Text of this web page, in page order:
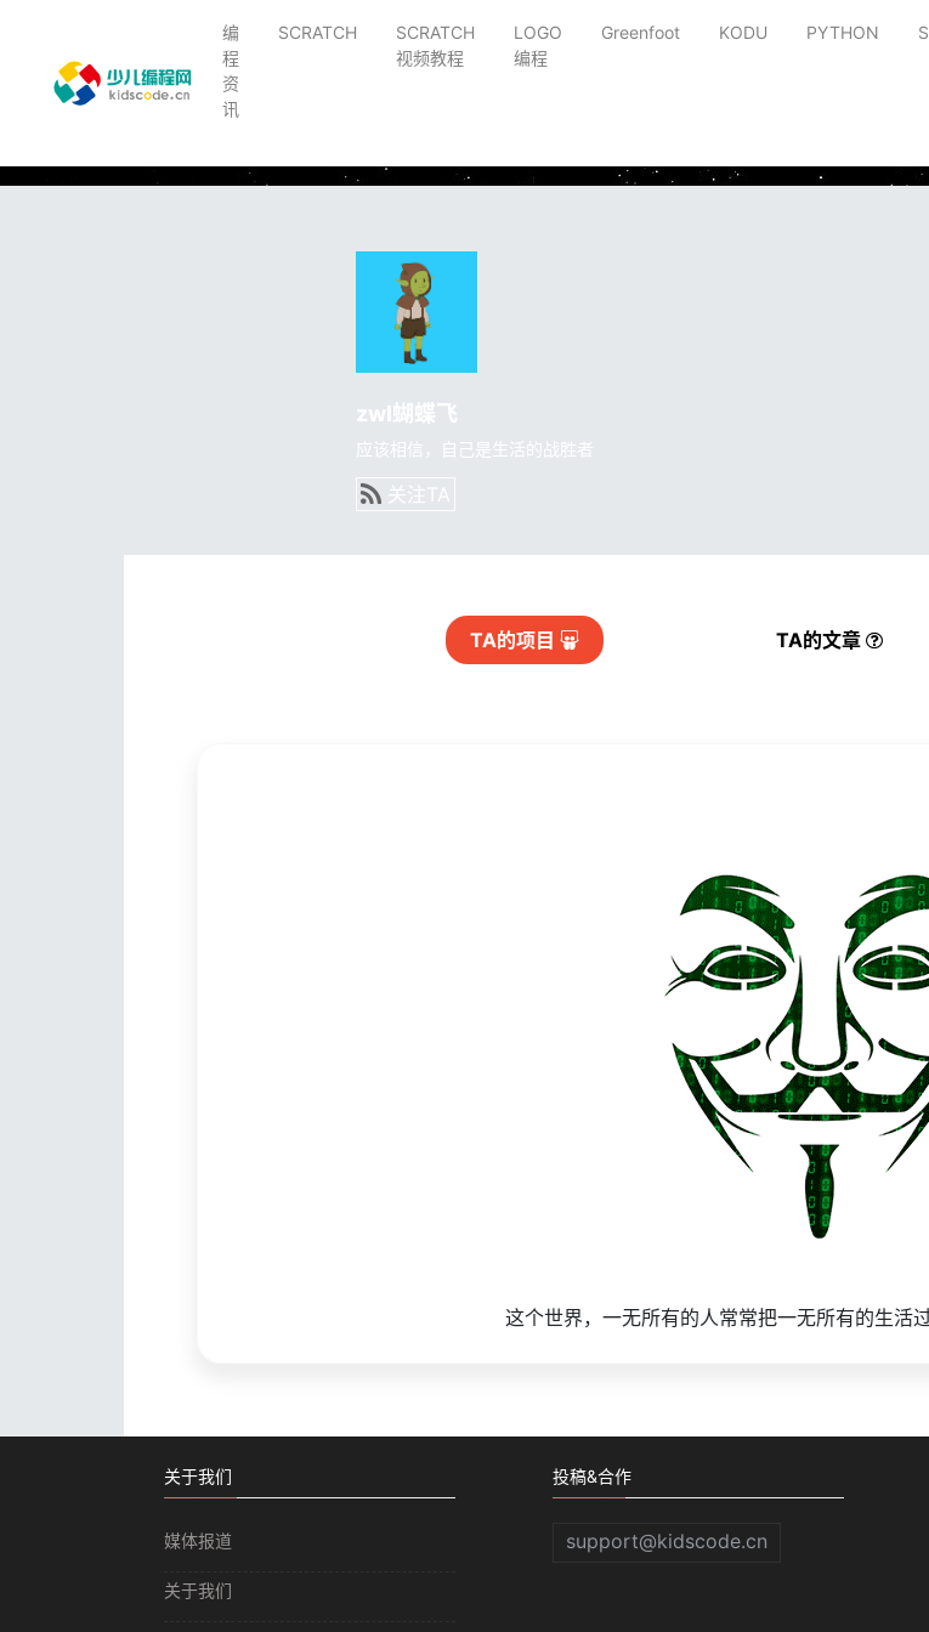
编
程
资
讯
SCRATCH
SCRATCH
视频教程
LOGO
编程
Greenfoot KODU PYTHON
zwl蝴蝶飞
应该相信，自己是生活的战胜者
关注TA
TA的项目 TA的文章
这个世界，一无所有的人常常把一无所有的生活
关于我们
媒体报道
关于我们
投稿&合作
support@kidscode.cn